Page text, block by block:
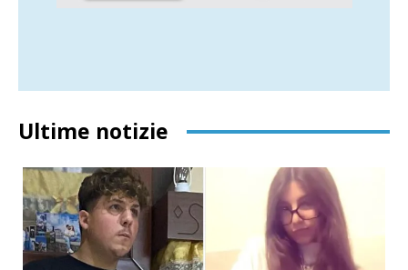
Ultime notizie